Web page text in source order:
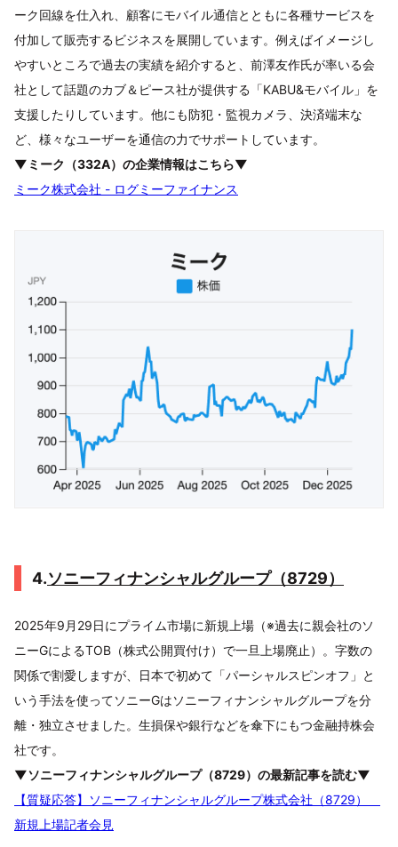
ーク回線を仕入れ、顧客にモバイル通信とともに各種サービスを
付加して販売するビジネスを展開しています。例えばイメージし
やすいところで過去の実績を紹介すると、前澤友作氏が率いる会
社として話題のカブ＆ピース社が提供する「KABU&モバイル」を
支援したりしています。他にも防犯・監視カメラ、決済端末な
ど、様々なユーザーを通信の力でサポートしています。
▼ミーク（332A）の企業情報はこちら▼
ミーク株式会社 - ログミーファイナンス
4.ソニーフィナンシャルグループ（8729）
2025年9月29日にプライム市場に新規上場（※過去に親会社のソ
ニーGによるTOB（株式公開買付け）で一旦上場廃止）。字数の
関係で割愛しますが、日本で初めて「パーシャルスピンオフ」と
いう手法を使ってソニーGはソニーフィナンシャルグループを分
離・独立させました。生損保や銀行などを傘下にもつ金融持株会
社です。
▼ソニーフィナンシャルグループ（8729）の最新記事を読む▼
【質疑応答】ソニーフィナンシャルグループ株式会社（8729）
新規上場記者会見